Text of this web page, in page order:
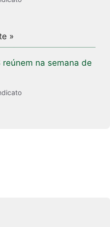
»
reúnem na semana de